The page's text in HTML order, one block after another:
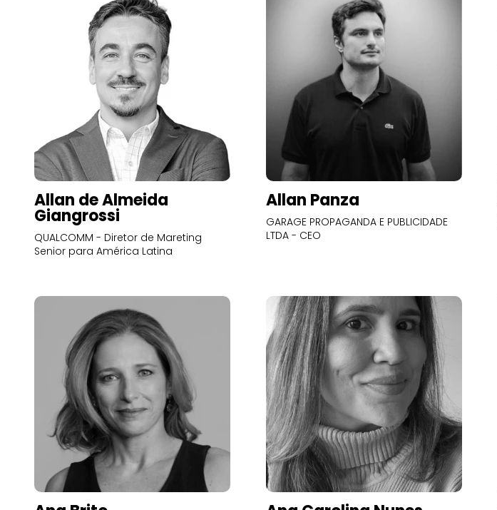
Allan de Almeida
Giangrossi
QUALCOMM - Diretor de Mareting
Senior para América Latina
Allan Panza
GARAGE PROPAGANDA E PUBLICIDADE
LTDA - CEO